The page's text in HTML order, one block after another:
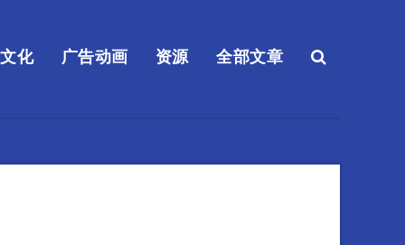
化 广告动画 资源 全部文章